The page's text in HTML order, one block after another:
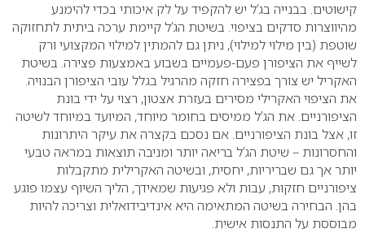
קישוטים. בבנייה בג’ל יש להקפיד על לק איכותי בכדי להימנע
מהיווצרות סדקים בציפוי. בשיטת הג’ל קיימת ערכה ביתית לתחזוקה
שוטפת (בין מילוי למילוי), ניתן גם להמתין למילוי המקצועי ורק
לשייף את הציפורן פעם-פעמיים בשבוע באמצעות פצירה. בשיטת
האקריל יש צורך בפצירה חזקה מהרגיל בגלל עובי הציפורן הבנויה.
את הציפוי האקרילי מסירים בעזרת אצטון, רצוי על ידי בונת
הציפורניים. את הג’ל ממיסים בחומר מיוחד, המיועד במיוחד לשיטה
זו, אצל בונת הציפורניים. אם נסכם בקצרה את עיקר היתרונות
והחסרונות – שיטת הג’ל בריאה יותר ומניבה תוצאות במראה טבעי
יותר אך גם שבריריות, יחסית, ובשיטה האקרילית מתקבלות
ציפורניים חזקות, עבות ולא פגיעות שמאידך, הליך השיוף עצמו פוגע
בהן. הבחירה בשיטה המתאימה היא אינדיבידואלית וצריכה להיות
מבוססת על התנסות אישית.